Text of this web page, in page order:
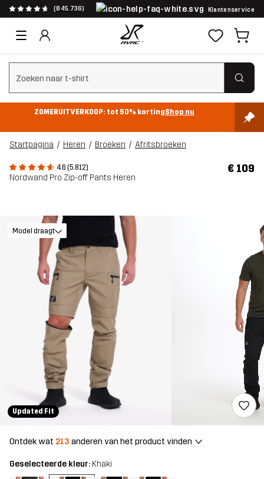
(845.736) Klantenservice
Zoeken wissen
ZOMERUITVERKOOP: tot 50% kortingShop nu
Startpagina Heren Broeken Afritsbroeken
4.6 (5.812)
Nordwand Pro Zip-off Pants Heren
€ 109
Updated Fit
Model draagt
Ontdek wat 213 anderen van het product vinden
Geselecteerde kleur: Khaki